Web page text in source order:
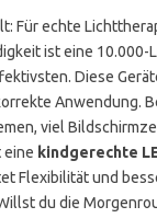
Für echte
ist eine 10.000-
Diese
Anwendung.
viel
eine kindgerechte
Flexibilität und
du die